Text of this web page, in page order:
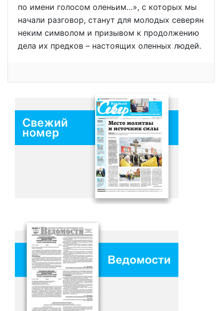
по имени голосом оленьим…», с которых мы
начали разговор, станут для молодых северян
неким символом и призывом к продолжению
дела их предков – настоящих оленных людей.
Свежий
номер